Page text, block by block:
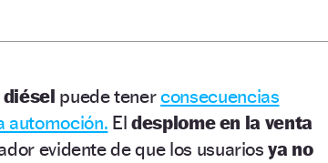
puede tenerconsecuencias
automoción. El desplome en la venta
evidente de que los usuariosya no